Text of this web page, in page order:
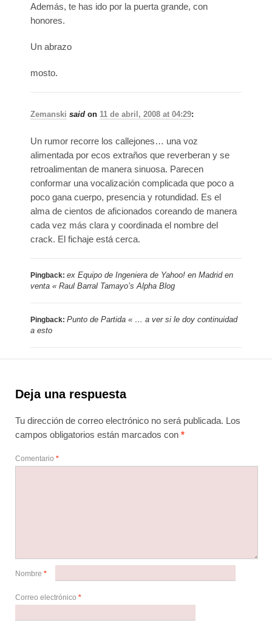
Además, te has ido por la puerta grande, con
honores.
Un abrazo
mosto.
Zemanski said on 11 de abril, 2008 at 04:29:
Un rumor recorre los callejones… una voz
alimentada por ecos extraños que reverberan y se
retroalimentan de manera sinuosa. Parecen
conformar una vocalización complicada que poco a
poco gana cuerpo, presencia y rotundidad. Es el
alma de cientos de aficionados coreando de manera
cada vez más clara y coordinada el nombre del
crack. El fichaje está cerca.
Pingback: ex Equipo de Ingeniera de Yahoo! en Madrid en
venta « Raul Barral Tamayo’s Alpha Blog
Pingback: Punto de Partida « … a ver si le doy continuidad
a esto
Deja una respuesta
Tu dirección de correo electrónico no será publicada. Los
campos obligatorios están marcados con *
Comentario *
Nombre *
Correo electrónico *